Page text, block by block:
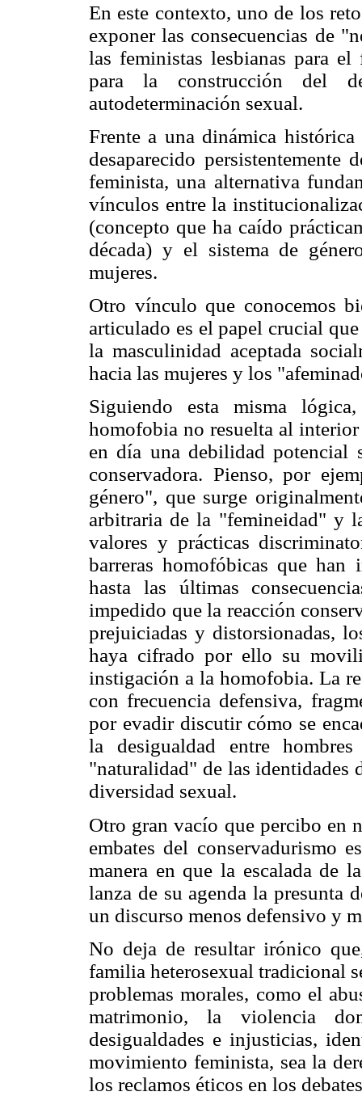
En este contexto, uno de los
exponer las consecuencias de
las feministas lesbianas para
para la construcción del
autodeterminación sexual.
Frente a una dinámica
desaparecido
feminista, una alternativa
vínculos entre la
(concepto que ha caído
década) y el sistema de
mujeres.
Otro vínculo que conocemos
articulado es el papel crucial
la masculinidad aceptada
hacia las mujeres y los
Siguiendo esta misma
homofobia no resuelta al
en día una debilidad potencial
conservadora. Pienso, por
género", que surge
arbitraria de la "femineidad" y
valores y prácticas
barreras homofóbicas que
hasta las últimas
impedido que la reacción
prejuiciadas y distorsionadas,
haya cifrado por ello su
instigación a la homofobia. La
con frecuencia defensiva,
por evadir discutir cómo se
la desigualdad entre
"naturalidad" de las identidades
diversidad sexual.
Otro gran vacío que percibo en
embates del conservadurismo
manera en que la escalada de
lanza de su agenda la presunta
un discurso menos defensivo y
No deja de resultar irónico
familia heterosexual tradicional
problemas morales, como el
matrimonio, la violencia
desigualdades e injusticias,
movimiento feminista, sea la
los reclamos éticos en los